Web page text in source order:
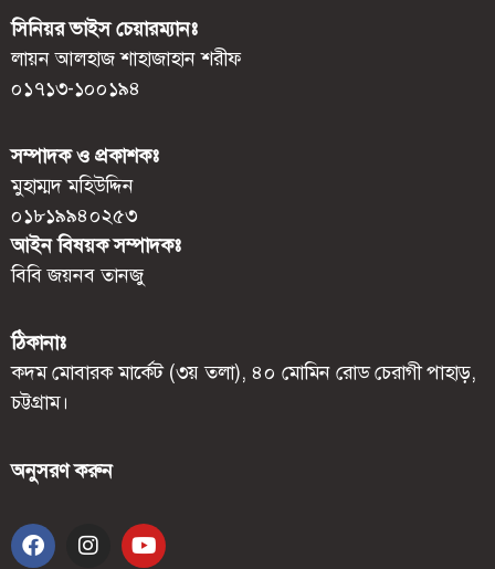
সিনিয়র ভাইস চেয়ারম্যানঃ
লায়ন আলহাজ শাহাজাহান শরীফ
০১৭১৩-১০০১৯৪
সম্পাদক ও প্রকাশকঃ
মুহাম্মদ মহিউদ্দিন
০১৮১৯৯৪০২৫৩
আইন বিষয়ক সম্পাদকঃ
বিবি জয়নব তানজু
ঠিকানাঃ
কদম মোবারক মার্কেট (৩য় তলা), ৪০ মোমিন রোড চেরাগী পাহাড়,
চট্টগ্রাম।
অনুসরণ করুন